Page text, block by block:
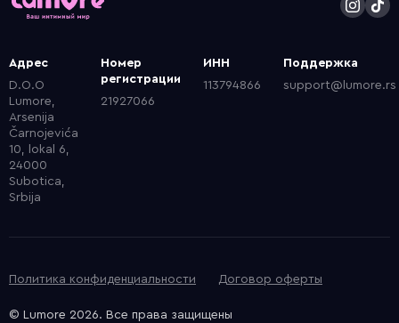
Адрес
D.O.O
Lumore,
Arsenija
Čarnojevića
10, lokal 6,
24000
Subotica,
Srbija
Номер
регистрации
21927066
ИНН
113794866
Поддержка
support@lumore.rs
Политика конфиденциальности Договор оферты
© Lumore 2026. Все права защищены